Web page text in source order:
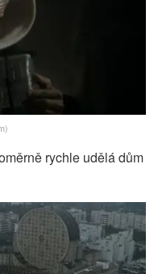
rychle udělá dům